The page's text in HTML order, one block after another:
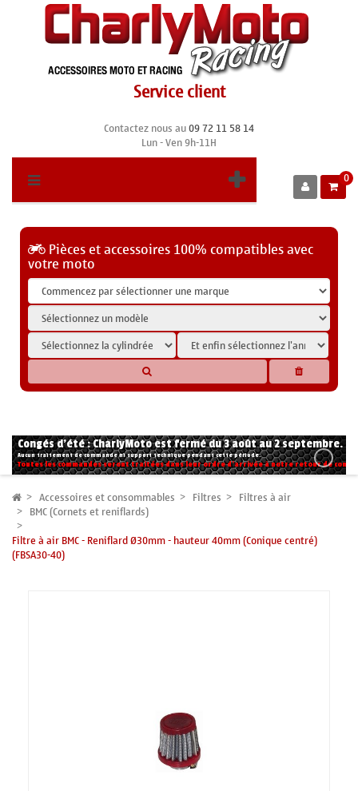
Service client
Contactez nous au09 72 11 58 14
Lun - Ven 9h-11H
0
Pièces et accessoires 100% compatibles avec
votre moto
Congés d'été : CharlyMoto est fermé du 3 août au 2 septembre.
Aucun traitement de commande ni support technique pendant cette période.
Toutes les commandes seront traitées dans leur ordre d'arrivée à notre retour de
Accessoires et consommables Filtres Filtres à air
BMC (Cornets et reniflards)
Filtre à air BMC - Reniflard Ø30mm - hauteur 40mm (Conique centré)
(FBSA30-40)